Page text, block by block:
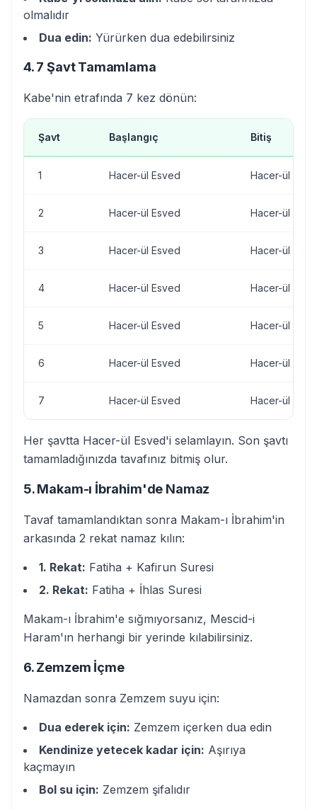
olmalıdır
Dua edin: Yürürken dua edebilirsiniz
4. 7 Şavt Tamamlama
Kabe'nin etrafında 7 kez dönün:
Şavt Başlangıç Bitiş
1 Hacer-ül Esved Hacer-ül
2 Hacer-ül Esved Hacer-ül
3 Hacer-ül Esved Hacer-ül
4 Hacer-ül Esved Hacer-ül
5 Hacer-ül Esved Hacer-ül
6 Hacer-ül Esved Hacer-ül
7 Hacer-ül Esved Hacer-ül
Her şavtta Hacer-ül Esved'i selamlayın. Son şavtı
tamamladığınızda tavafınız bitmiş olur.
5. Makam-ı İbrahim'de Namaz
Tavaf tamamlandıktan sonra Makam-ı İbrahim'in
arkasında 2 rekat namaz kılın:
1. Rekat: Fatiha + Kafirun Suresi
2. Rekat: Fatiha + İhlas Suresi
Makam-ı İbrahim'e sığmıyorsanız, Mescid-i
Haram'ın herhangi bir yerinde kılabilirsiniz.
6. Zemzem İçme
Namazdan sonra Zemzem suyu için:
Dua ederek için: Zemzem içerken dua edin
Kendinize yetecek kadar için: Aşırıya
kaçmayın
Bol su için: Zemzem şifalıdır